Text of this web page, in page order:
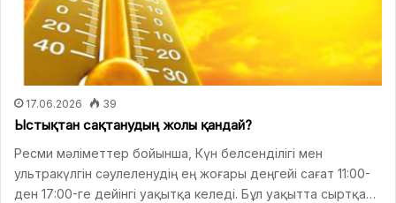
17.06.2026 39
Ыстықтан сақтанудың жолы қандай?
Ресми мәліметтер бойынша, Күн белсенділігі мен
ультракүлгін сәулеленудің ең жоғары деңгейі сағат 11:00-
ден 17:00-ге дейінгі уақытқа келеді. Бұл уақытта сыртқа…